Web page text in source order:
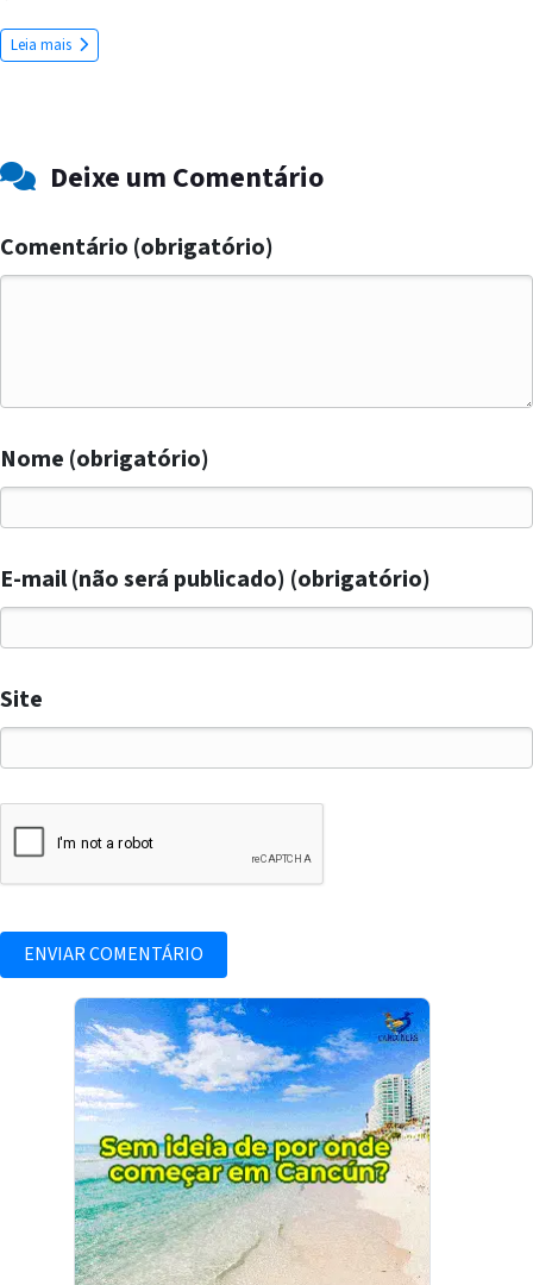
Leia mais
Deixe um Comentário
Comentário (obrigatório)
Nome (obrigatório)
E-mail (não será publicado) (obrigatório)
Site